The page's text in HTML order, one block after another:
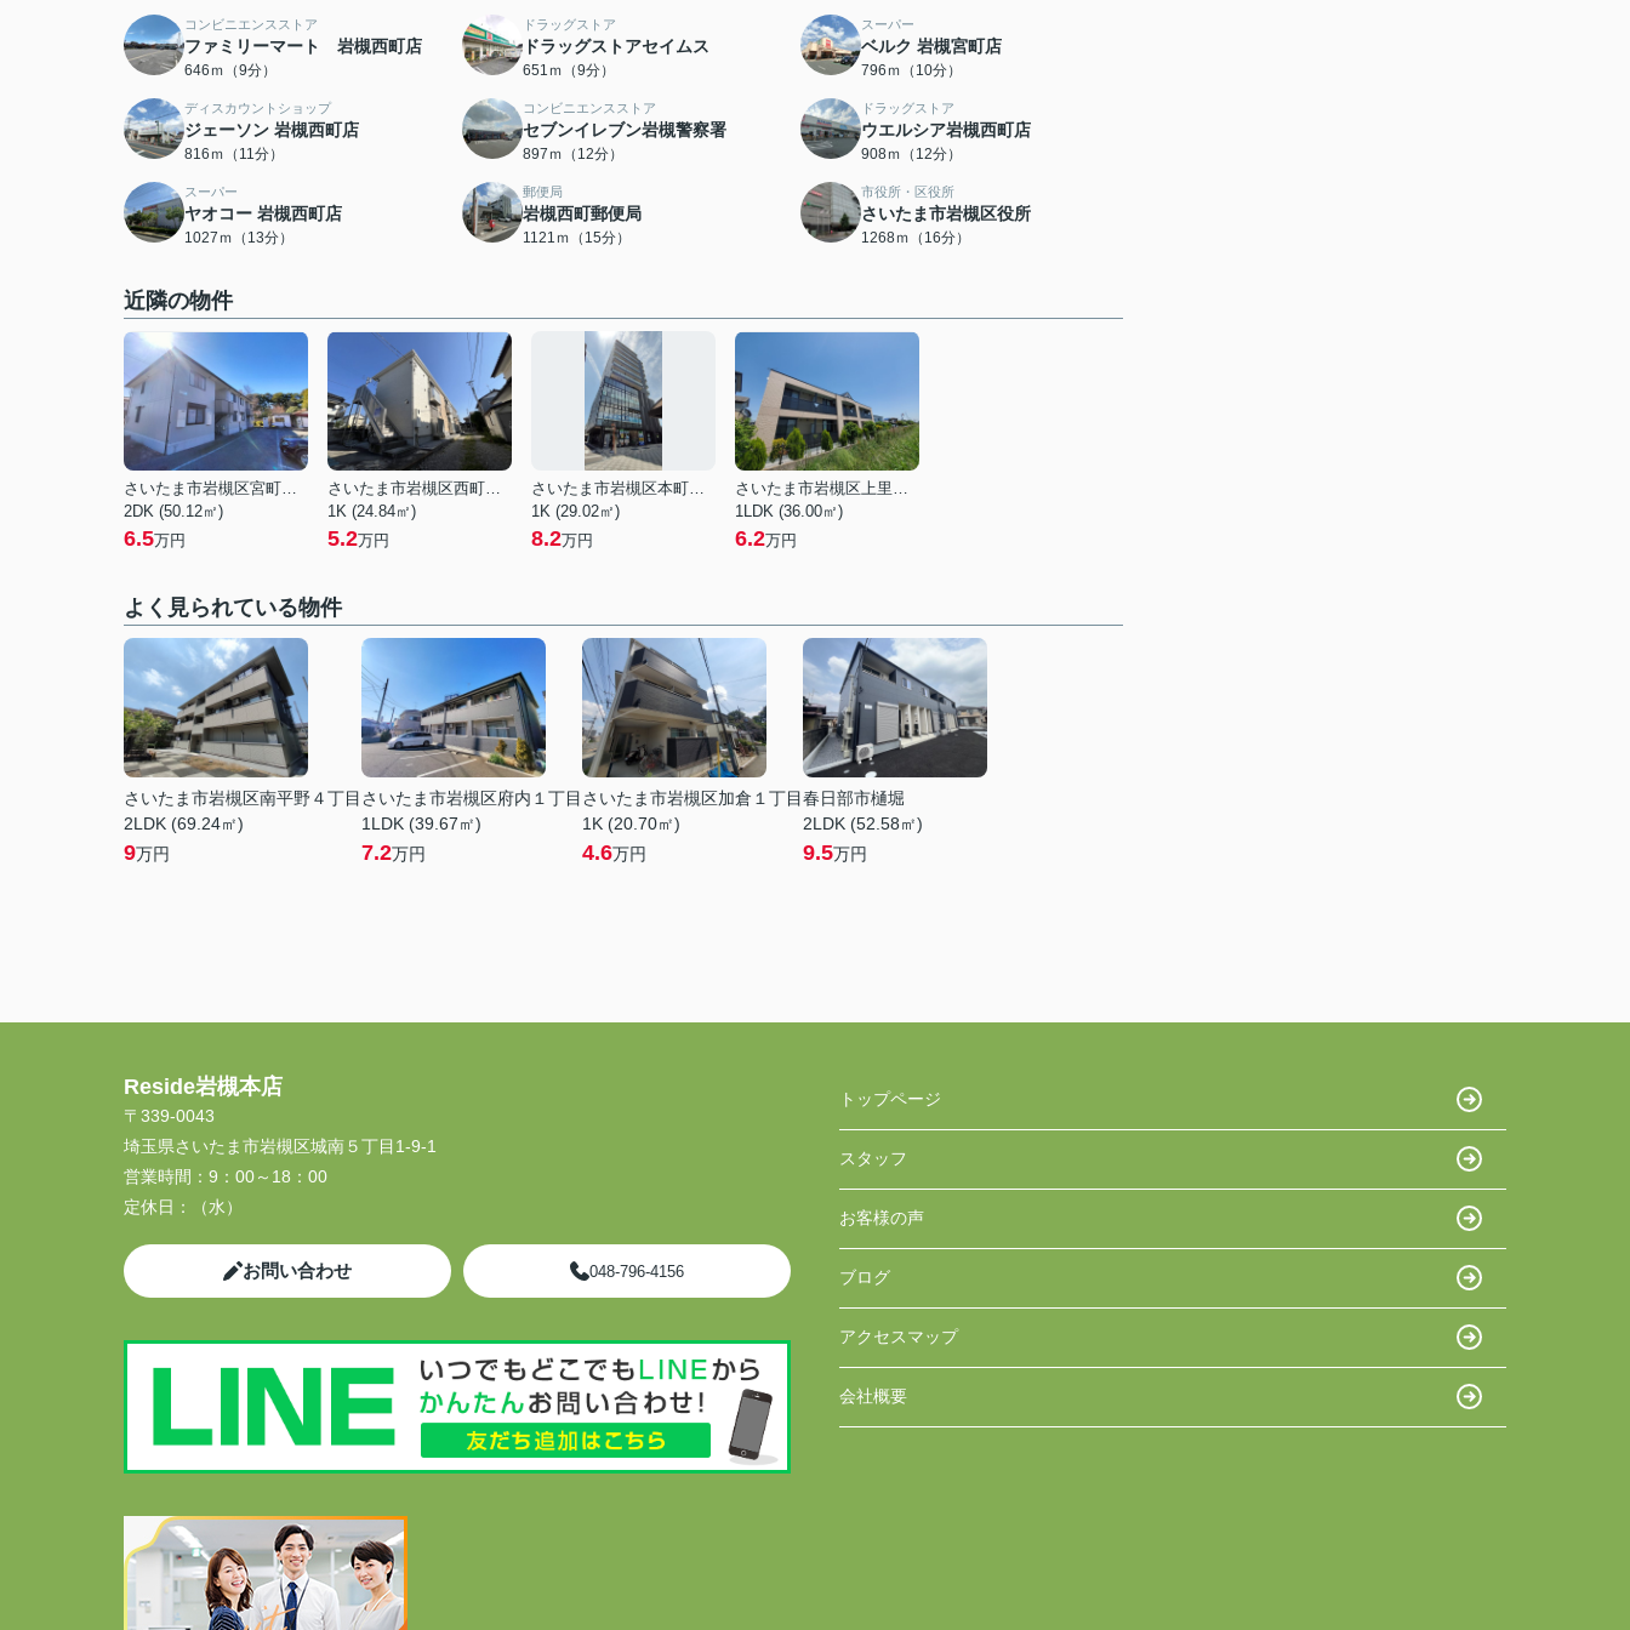
コンビニエンスストア
ファミリーマート 岩槻西町店
646ｍ（9分）
ドラッグストア
ドラッグストアセイムス
651ｍ（9分）
スーパー
ベルク 岩槻宮町店
796ｍ（10分）
ディスカウントショップ
ジェーソン 岩槻西町店
816ｍ（11分）
コンビニエンスストア
セブンイレブン岩槻警察署
897ｍ（12分）
ドラッグストア
ウエルシア岩槻西町店
908ｍ（12分）
スーパー
ヤオコー 岩槻西町店
1027ｍ（13分）
郵便局
岩槻西町郵便局
1121ｍ（15分）
市役所・区役所
さいたま市岩槻区役所
1268ｍ（16分）
近隣の物件
さいたま市岩槻区宮町２丁目
2DK (50.12㎡)
6.5万円
さいたま市岩槻区西町５丁目
1K (24.84㎡)
5.2万円
さいたま市岩槻区本町１丁目
1K (29.02㎡)
8.2万円
さいたま市岩槻区上里１丁目
1LDK (36.00㎡)
6.2万円
よく見られている物件
さいたま市岩槻区南平野４丁目
2LDK (69.24㎡)
9万円
さいたま市岩槻区府内１丁目
1LDK (39.67㎡)
7.2万円
さいたま市岩槻区加倉１丁目
1K (20.70㎡)
4.6万円
春日部市樋堀
2LDK (52.58㎡)
9.5万円
Reside岩槻本店
〒339-0043
埼玉県さいたま市岩槻区城南５丁目1-9-1
営業時間： 9：00～18：00
定休日：
（水）
お問い合わせ 048-796-4156
トップページ
スタッフ
お客様の声
ブログ
アクセスマップ
会社概要